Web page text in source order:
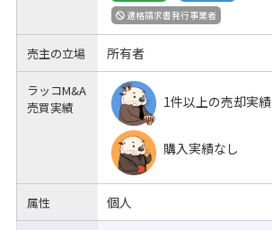
適格請求書発行事業者
売主の立場 所有者
ラッコM&A
売買実績
1件以上の売却実績
購入実績なし
属性 個人